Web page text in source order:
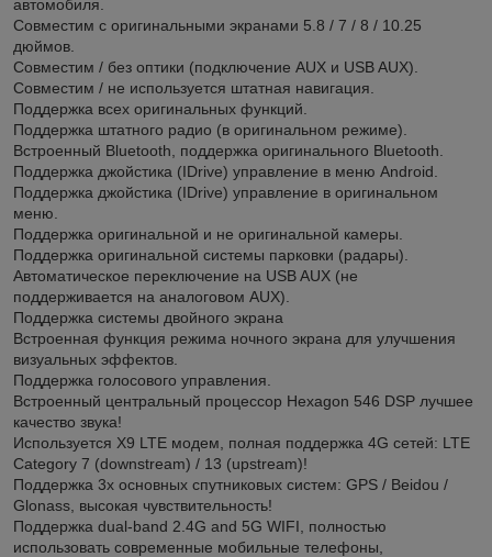
автомобиля.
Совместим с оригинальными экранами 5.8 / 7 / 8 / 10.25
дюймов.
Совместим / без оптики (подключение AUX и USB AUX).
Совместим / не используется штатная навигация.
Поддержка всех оригинальных функций.
Поддержка штатного радио (в оригинальном режиме).
Встроенный Bluetooth, поддержка оригинального Bluetooth.
Поддержка джойстика (IDrive) управление в меню Android.
Поддержка джойстика (IDrive) управление в оригинальном
меню.
Поддержка оригинальной и не оригинальной камеры.
Поддержка оригинальной системы парковки (радары).
Автоматическое переключение на USB AUX (не
поддерживается на аналоговом AUX).
Поддержка системы двойного экрана
Встроенная функция режима ночного экрана для улучшения
визуальных эффектов.
Поддержка голосового управления.
Встроенный центральный процессор Hexagon 546 DSP лучшее
качество звука!
Используется X9 LTE модем, полная поддержка 4G сетей: LTE
Category 7 (downstream) / 13 (upstream)!
Поддержка 3х основных спутниковых систем: GPS / Beidou /
Glonass, высокая чувствительность!
Поддержка dual-band 2.4G and 5G WIFI, полностью
использовать современные мобильные телефоны,